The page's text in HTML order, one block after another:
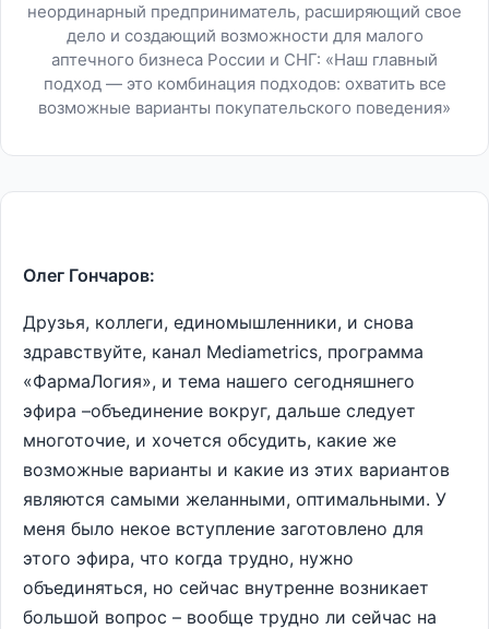
неординарный предприниматель, расширяющий свое
дело и создающий возможности для малого
аптечного бизнеса России и СНГ: «Наш главный
подход — это комбинация подходов: охватить все
возможные варианты покупательского поведения»
Олег Гончаров:
Друзья, коллеги, единомышленники, и снова
здравствуйте, канал Мediametrics, программа
«ФармаЛогия», и тема нашего сегодняшнего
эфира –объединение вокруг, дальше следует
многоточие, и хочется обсудить, какие же
возможные варианты и какие из этих вариантов
являются самыми желанными, оптимальными. У
меня было некое вступление заготовлено для
этого эфира, что когда трудно, нужно
объединяться, но сейчас внутренне возникает
большой вопрос – вообще трудно ли сейчас на